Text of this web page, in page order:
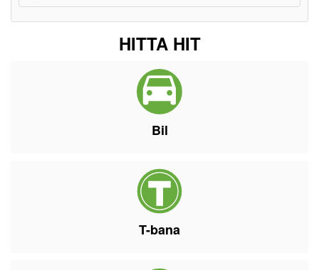
HITTA HIT
Bil
T-bana